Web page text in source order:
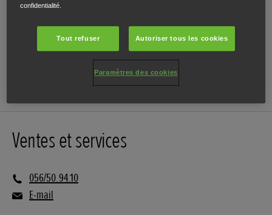
Ventes et services
056/50.94.10
E-mail
confidentialité.
Tout refuser Autoriser tous les cookies
Paramètres des cookies